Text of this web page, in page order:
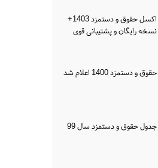
اکسل حقوق و دستمزد 1403+
نسخه رایگان و پشتیبانی قوی
حقوق و دستمزد 1400 اعلام شد
جدول حقوق و دستمزد سال 99